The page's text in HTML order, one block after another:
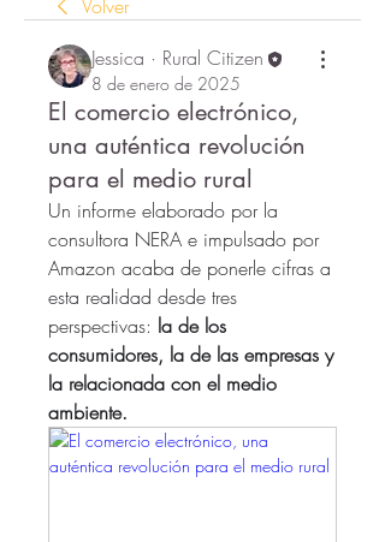
Volver
Jessica · Rural Citizen
8 de enero de 2025
El comercio electrónico,
una auténtica revolución
para el medio rural
Un informe elaborado por la
consultora NERA e impulsado por
Amazon acaba de ponerle cifras a
esta realidad desde tres
perspectivas: la de los
consumidores, la de las empresas y
la relacionada con el medio
ambiente.